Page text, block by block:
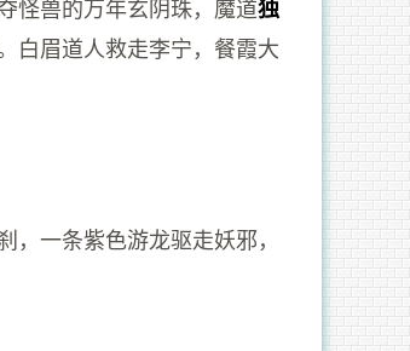
怪兽的万年玄阴珠，魔道独
白眉道人救走李宁，餐霞大
一条紫色游龙驱走妖邪，